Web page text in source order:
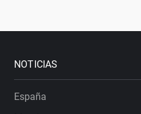
NOTICIAS
España